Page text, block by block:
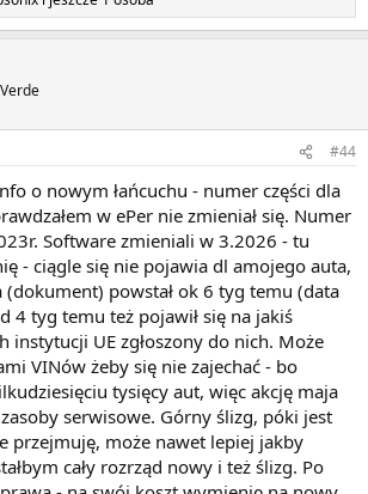
#44
o nowym łańcuchu - numer części dla
w ePer nie zmieniał się. Numer
Software zmieniali w 3.2026 - tu
- ciągle się nie pojawia dl amojego auta,
powstał ok 6 tyg temu (data
4 tyg temu też pojawił się na jakiś
instytucji UE zgłoszony do nich. Może
VINów żeby się nie zajechać - bo
tysięcy aut, więc akcję maja
serwisowe. Górny ślizg, póki jest
przejmuję, może nawet lepiej jakby
cały rozrząd nowy i też ślizg. Po